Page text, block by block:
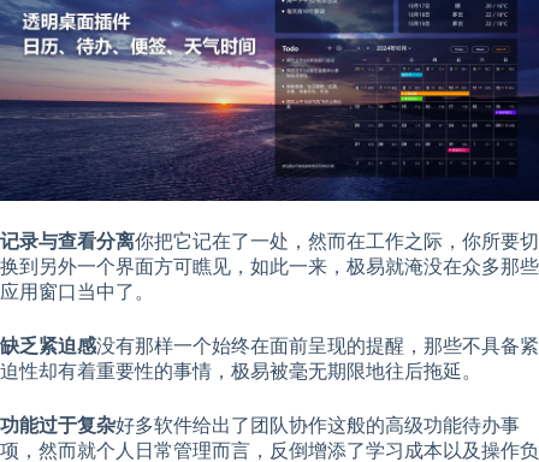
记录与查看分离你把它记在了一处，然而在工作之际，你所要切
换到另外一个界面方可瞧见，如此一来，极易就淹没在众多那些
应用窗口当中了。
缺乏紧迫感没有那样一个始终在面前呈现的提醒，那些不具备紧
迫性却有着重要性的事情，极易被毫无期限地往后拖延。
功能过于复杂好多软件给出了团队协作这般的高级功能待办事
项，然而就个人日常管理而言，反倒增添了学习成本以及操作负